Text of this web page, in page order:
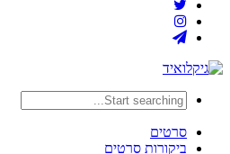
סרטים
ביקורות סרטים